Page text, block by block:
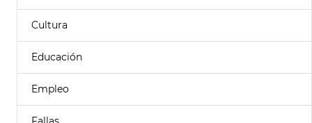
Cultura
Educación
Empleo